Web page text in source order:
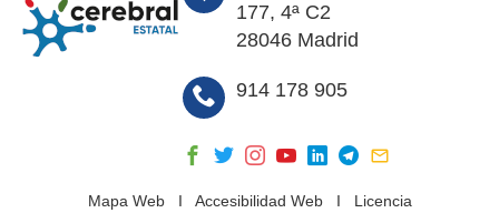
177, 4ª C2
28046 Madrid
914 178 905
Mapa WebI Accesibilidad WebI Licencia